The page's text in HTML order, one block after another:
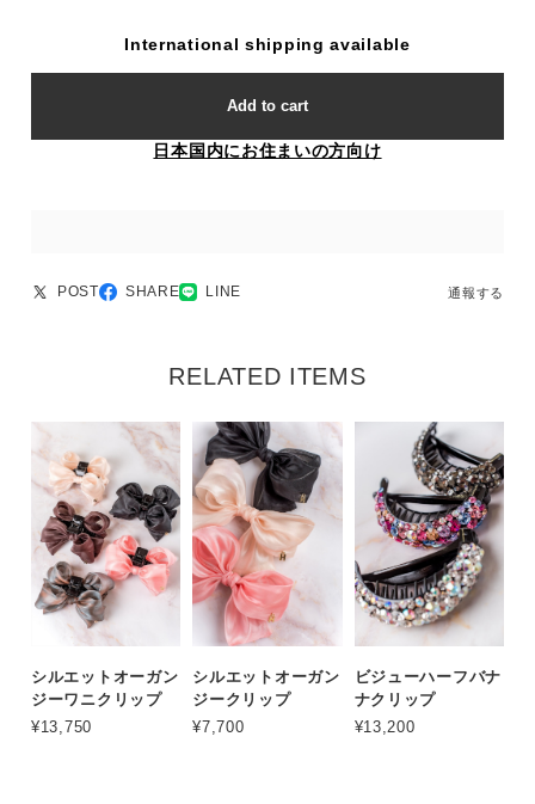
International shipping available
Add to cart
日本国内にお住まいの方向け
POST SHARE LINE 通報する
RELATED ITEMS
シルエットオーガン
ジーワニクリップ
¥13,750
シルエットオーガン
ジークリップ
¥7,700
ビジューハーフバナ
ナクリップ
¥13,200